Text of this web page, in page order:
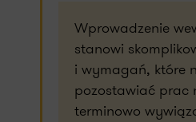
Wprowadzenie
stanowi
i wymagań, które
pozostawiać prac
terminowo